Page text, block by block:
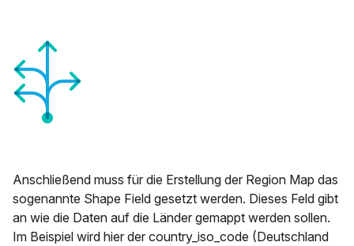
Anschließend muss für die Erstellung der Region Map das
sogenannte Shape Field gesetzt werden. Dieses Feld gibt
an wie die Daten auf die Länder gemappt werden sollen.
Im Beispiel wird hier der country_iso_code (Deutschland